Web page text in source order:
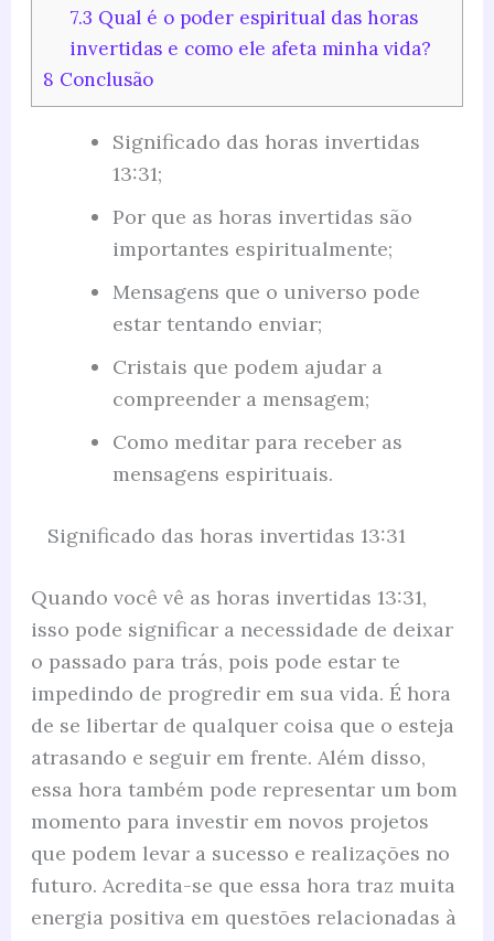
7.3 Qual é o poder espiritual das horas
invertidas e como ele afeta minha vida?
8 Conclusão
Significado das horas invertidas
13:31;
Por que as horas invertidas são
importantes espiritualmente;
Mensagens que o universo pode
estar tentando enviar;
Cristais que podem ajudar a
compreender a mensagem;
Como meditar para receber as
mensagens espirituais.
Significado das horas invertidas 13:31
Quando você vê as horas invertidas 13:31,
isso pode significar a necessidade de deixar
o passado para trás, pois pode estar te
impedindo de progredir em sua vida. É hora
de se libertar de qualquer coisa que o esteja
atrasando e seguir em frente. Além disso,
essa hora também pode representar um bom
momento para investir em novos projetos
que podem levar a sucesso e realizações no
futuro. Acredita-se que essa hora traz muita
energia positiva em questões relacionadas à